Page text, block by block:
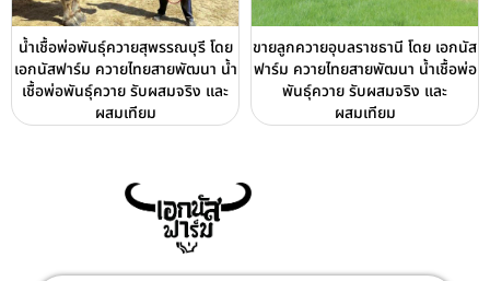
น้ำเชื้อพ่อพันธุ์ควายสุพรรณบุรี โดย
เอกนัสฟาร์ม ควายไทยสายพัฒนา น้ำ
เชื้อพ่อพันธุ์ควาย รับผสมจริง และ
ผสมเทียม
ขายลูกควายอุบลราชธานี โดย เอกนัส
ฟาร์ม ควายไทยสายพัฒนา น้ำเชื้อพ่อ
พันธุ์ควาย รับผสมจริง และ
ผสมเทียม